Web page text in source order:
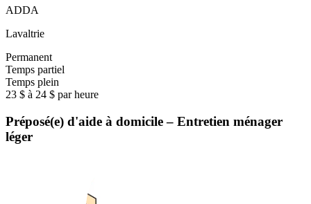
ADDA
Lavaltrie
Permanent
Temps partiel
Temps plein
23 $ à 24 $ par heure
Préposé(e) d'aide à domicile – Entretien ménager
léger